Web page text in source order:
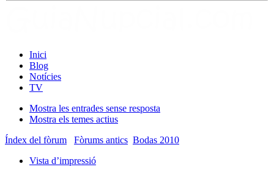
Inici
Blog
Notícies
TV
Mostra les entrades sense resposta
Mostra els temes actius
Índex del fòrum
Fòrums antics Bodas 2010
Vista d’impressió